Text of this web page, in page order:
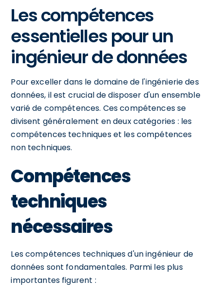
Les compétences
essentielles pour un
ingénieur de données
Pour exceller dans le domaine de l'ingénierie des
données, il est crucial de disposer d'un ensemble
varié de compétences. Ces compétences se
divisent généralement en deux catégories : les
compétences techniques et les compétences
non techniques.
Compétences
techniques
nécessaires
Les compétences techniques d'un ingénieur de
données sont fondamentales. Parmi les plus
importantes figurent :